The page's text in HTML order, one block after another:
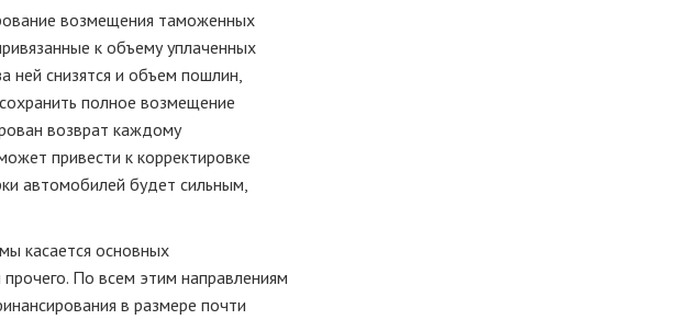
возмещения таможенных
к объему уплаченных
ней снизятся и объем пошлин,
полное возмещение
возврат каждому
привести к корректировке
автомобилей будет сильным,
касается основных
По всем этим направлениям
в размере почти